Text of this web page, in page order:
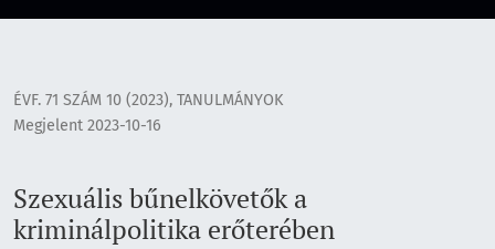
ÉVF. 71 SZÁM 10 (2023), TANULMÁNYOK
Szexuális bűnelkövetők a
kriminálpolitika erőterében
Megjelent 2023-10-16